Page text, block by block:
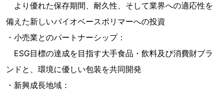
より優れた保存期間、耐久性、そして業界への適応性を
備えた新しいバイオベースポリマーへの投資
・小売業とのパートナーシップ：
ESG目標の達成を目指す大手食品・飲料及び消費財ブラ
ンドと、環境に優しい包装を共同開発
・新興成長地域：